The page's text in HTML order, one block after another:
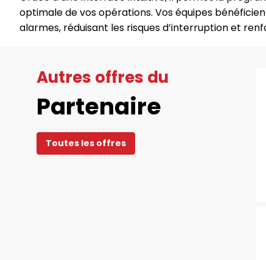
optimale de vos opérations. Vos équipes
alarmes, réduisant les risques d’interruption et
Autres offres du
Partenaire
Toutes les offres